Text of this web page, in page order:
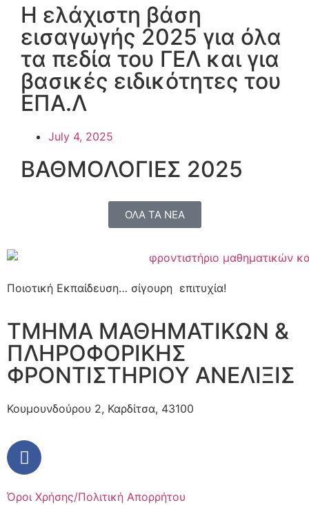
Η ελάχιστη βάση
εισαγωγής 2025 για όλα
τα πεδία του ΓΕΛ και για
βασικές ειδικότητες του
ΕΠΑ.Λ
July 4, 2025
ΒΑΘΜΟΛΟΓΙΕΣ 2025
ΟΛΑ ΤΑ ΝΕΑ
Ποιοτική Εκπαίδευση… σίγουρη επιτυχία!
ΤΜΗΜΑ ΜΑΘΗΜΑΤΙΚΩΝ &
ΠΛΗΡΟΦΟΡΙΚΗΣ
ΦΡΟΝΤΙΣΤΗΡΙΟΥ ΑΝΕΛΙΞΙΣ
Κουμουνδούρου 2, Καρδίτσα, 43100
Όροι Χρήσης/Πολιτική Απορρήτου